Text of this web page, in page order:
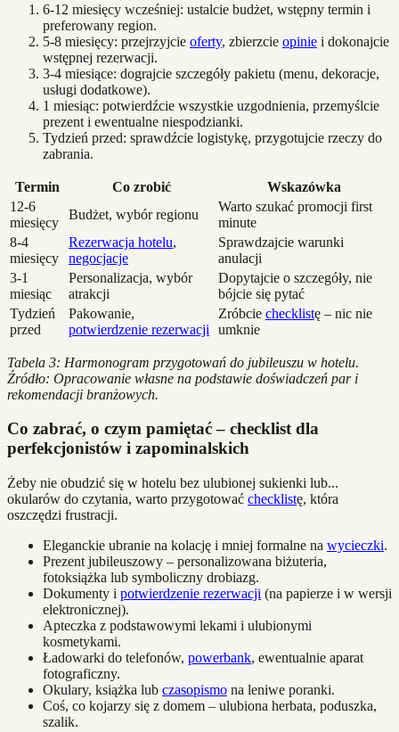
6-12 miesięcy wcześniej: ustalcie budżet, wstępny termin i
preferowany region.
5-8 miesięcy: przejrzyjcie oferty, zbierzcie opinie i dokonajcie
wstępnej rezerwacji.
3-4 miesiące: dograjcie szczegóły pakietu (menu, dekoracje,
usługi dodatkowe).
1 miesiąc: potwierdźcie wszystkie uzgodnienia, przemyślcie
prezent i ewentualne niespodzianki.
Tydzień przed: sprawdźcie logistykę, przygotujcie rzeczy do
zabrania.
Termin Co zrobić
Wskazówka
12-6
miesięcy
Budżet, wybór regionu
Warto szukać promocji first
minute
8-4
miesięcy
Rezerwacja hotelu,
negocjacje
Sprawdzajcie warunki
anulacji
3-1
miesiąc
Personalizacja, wybór
atrakcji
Dopytajcie o szczegóły, nie
bójcie się pytać
Tydzień
przed
Pakowanie,
potwierdzenie rezerwacji
Zróbcie checklistę – nic nie
umknie
Tabela 3: Harmonogram przygotowań do jubileuszu w hotelu.
Źródło: Opracowanie własne na podstawie doświadczeń par i
rekomendacji branżowych.
Co zabrać, o czym pamiętać – checklist dla
perfekcjonistów i zapominalskich
Żeby nie obudzić się w hotelu bez ulubionej sukienki lub...
okularów do czytania, warto przygotować checklistę, która
oszczędzi frustracji.
Eleganckie ubranie na kolację i mniej formalne na wycieczki.
Prezent jubileuszowy – personalizowana biżuteria,
fotoksiążka lub symboliczny drobiazg.
Dokumenty i potwierdzenie rezerwacji (na papierze i w wersji
elektronicznej).
Apteczka z podstawowymi lekami i ulubionymi
kosmetykami.
Ładowarki do telefonów, powerbank, ewentualnie aparat
fotograficzny.
Okulary, książka lub czasopismo na leniwe poranki.
Coś, co kojarzy się z domem – ulubiona herbata, poduszka,
szalik.